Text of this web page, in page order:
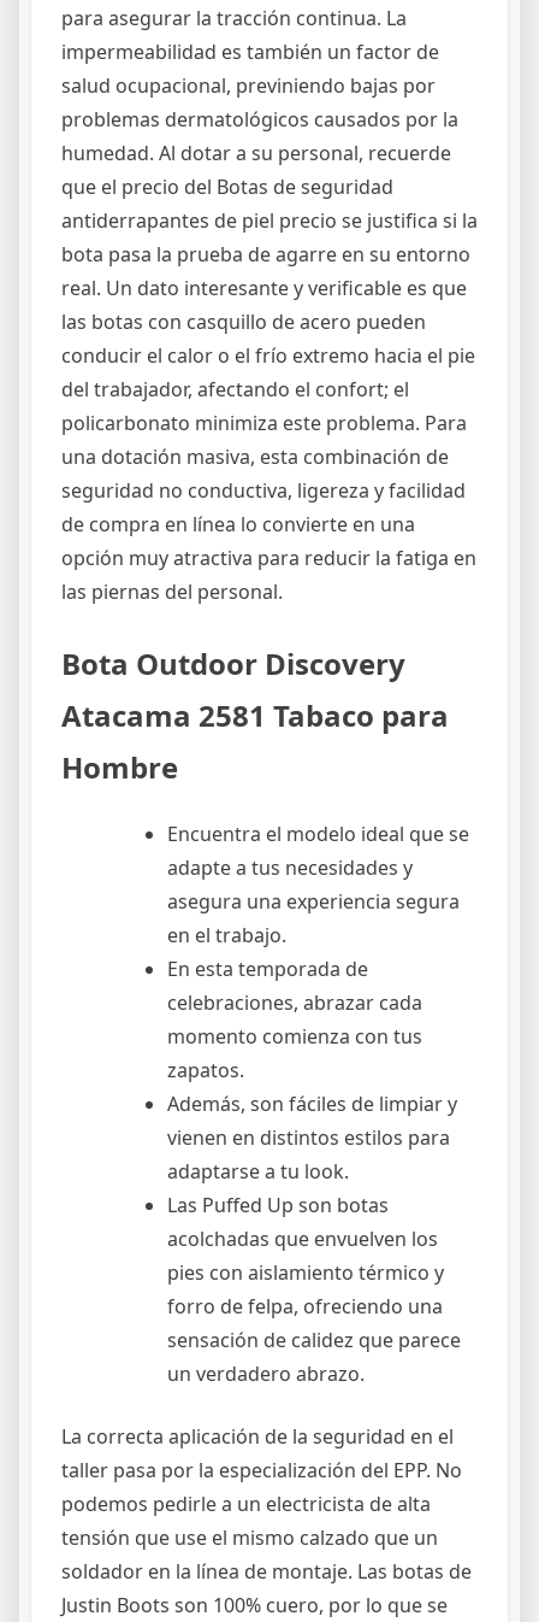
para asegurar la tracción continua. La
impermeabilidad es también un factor de
salud ocupacional, previniendo bajas por
problemas dermatológicos causados por la
humedad. Al dotar a su personal, recuerde
que el precio del Botas de seguridad
antiderrapantes de piel precio se justifica si la
bota pasa la prueba de agarre en su entorno
real. Un dato interesante y verificable es que
las botas con casquillo de acero pueden
conducir el calor o el frío extremo hacia el pie
del trabajador, afectando el confort; el
policarbonato minimiza este problema. Para
una dotación masiva, esta combinación de
seguridad no conductiva, ligereza y facilidad
de compra en línea lo convierte en una
opción muy atractiva para reducir la fatiga en
las piernas del personal.
Bota Outdoor Discovery
Atacama 2581 Tabaco para
Hombre
Encuentra el modelo ideal que se
adapte a tus necesidades y
asegura una experiencia segura
en el trabajo.
En esta temporada de
celebraciones, abrazar cada
momento comienza con tus
zapatos.
Además, son fáciles de limpiar y
vienen en distintos estilos para
adaptarse a tu look.
Las Puffed Up son botas
acolchadas que envuelven los
pies con aislamiento térmico y
forro de felpa, ofreciendo una
sensación de calidez que parece
un verdadero abrazo.
La correcta aplicación de la seguridad en el
taller pasa por la especialización del EPP. No
podemos pedirle a un electricista de alta
tensión que use el mismo calzado que un
soldador en la línea de montaje. Las botas de
Justin Boots son 100% cuero, por lo que se